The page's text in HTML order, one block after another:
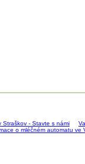
Straškov - Stavte s námi
o mléčném automatu